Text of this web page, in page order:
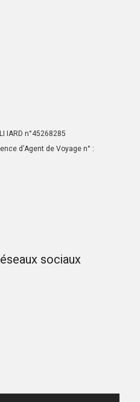
IARD n°45268285
d’Agent de Voyage n° :
sociaux